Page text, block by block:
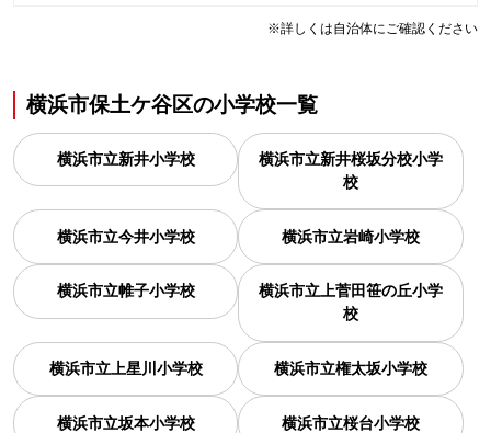
※詳しくは自治体にご確認ください
横浜市保土ケ谷区の小学校一覧
横浜市立新井小学校
横浜市立新井桜坂分校小学
校
横浜市立今井小学校 横浜市立岩崎小学校
横浜市立帷子小学校
横浜市立上菅田笹の丘小学
校
横浜市立上星川小学校 横浜市立権太坂小学校
横浜市立坂本小学校 横浜市立桜台小学校